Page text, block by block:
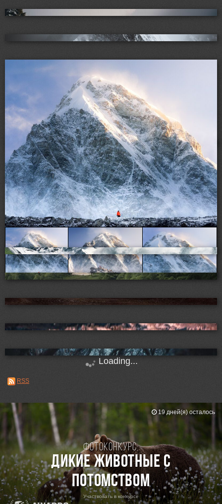
Loading...
RSS
Фотоконкурс:
Дикие животные с
потомством
Участвовать в конкурсе
19 дней(я) осталось